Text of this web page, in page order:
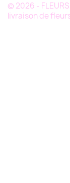
© 2026 -
livraison de